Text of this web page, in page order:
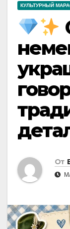
КУЛЬТУРНЫЙ
От